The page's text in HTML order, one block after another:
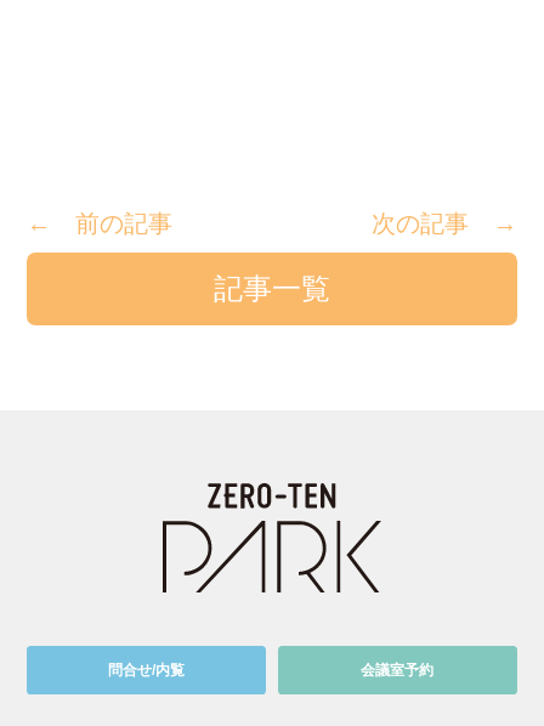
← 前の記事 次の記事 →
記事一覧
問合せ/内覧 会議室予約